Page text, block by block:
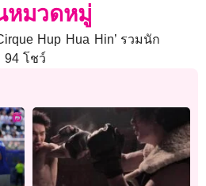
หมวดหมู่
Hup Hua Hin’ รวมนัก
94 โชว์